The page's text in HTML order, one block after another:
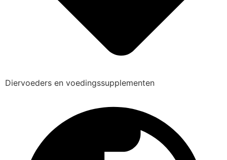
Diervoeders en voedingssupplementen